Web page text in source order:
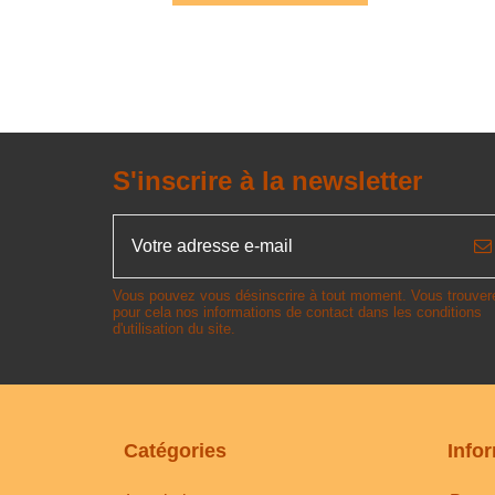
S'inscrire à la newsletter
Vous pouvez vous désinscrire à tout moment. Vous
pour cela nos informations de contact dans les conditions
d'utilisation du site.
Catégories